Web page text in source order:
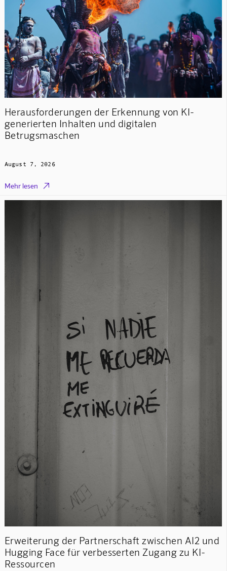
Herausforderungen der Erkennung von KI-
generierten Inhalten und digitalen
Betrugsmaschen
August 7, 2026
Mehr lesen 
Erweiterung der Partnerschaft zwischen AI2 und
Hugging Face für verbesserten Zugang zu KI-
Ressourcen